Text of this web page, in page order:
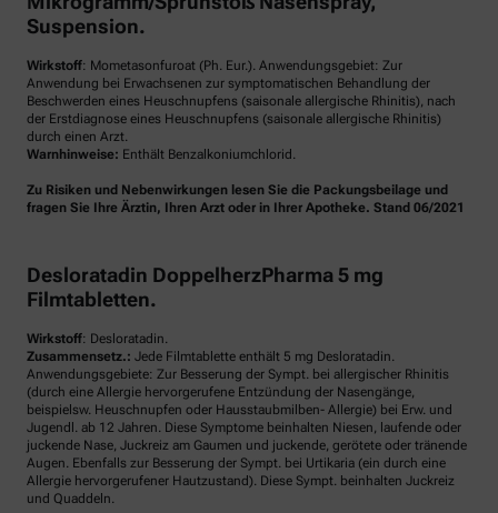
Suspension.
Wirkstoff: Mometasonfuroat (Ph. Eur.). Anwendungsgebiet: Zur
Anwendung bei Erwachsenen zur symptomatischen Behandlung der
Beschwerden eines Heuschnupfens (saisonale allergische Rhinitis), nach
der Erstdiagnose eines Heuschnupfens (saisonale allergische Rhinitis)
durch einen Arzt.
Warnhinweise: Enthält Benzalkoniumchlorid.
Zu Risiken und Nebenwirkungen lesen Sie die Packungsbeilage und
fragen Sie Ihre Ärztin, Ihren Arzt oder in Ihrer Apotheke. Stand 06/2021
Desloratadin DoppelherzPharma 5 mg
Filmtabletten.
Wirkstoff: Desloratadin.
Zusammensetz.: Jede Filmtablette enthält 5 mg Desloratadin.
Anwendungsgebiete: Zur Besserung der Sympt. bei allergischer Rhinitis
(durch eine Allergie hervorgerufene Entzündung der Nasengänge,
beispielsw. Heuschnupfen oder Hausstaubmilben- Allergie) bei Erw. und
Jugendl. ab 12 Jahren. Diese Symptome beinhalten Niesen, laufende oder
juckende Nase, Juckreiz am Gaumen und juckende, gerötete oder tränende
Augen. Ebenfalls zur Besserung der Sympt. bei Urtikaria (ein durch eine
Allergie hervorgerufener Hautzustand). Diese Sympt. beinhalten Juckreiz
und Quaddeln.